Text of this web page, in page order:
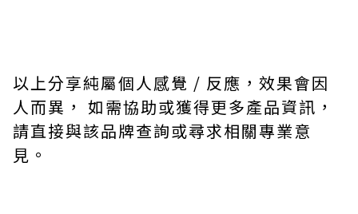
以上分享純屬個人感覺 / 反應，效果會因
人而異， 如需協助或獲得更多產品資訊，
請直接與該品牌查詢或尋求相關專業意
見。